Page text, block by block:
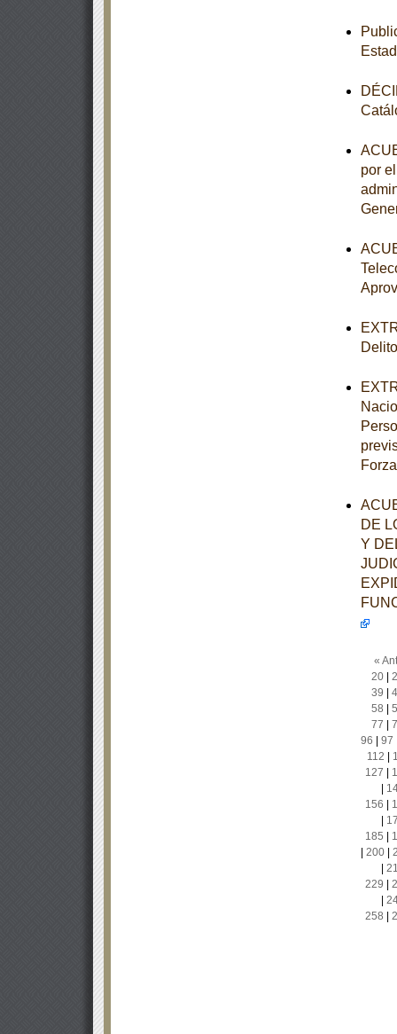
por
DE
Y
«
20|
39
58
77
96
97
112
127
156
185
200|
229
258